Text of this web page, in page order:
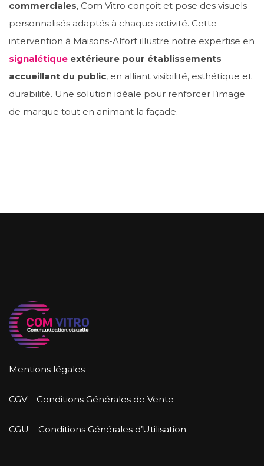
commerciales, Com Vitro conçoit et pose des visuels
personnalisés adaptés à chaque activité. Cette
intervention à Maisons-Alfort illustre notre expertise en
signalétique extérieure pour établissements
accueillant du public, en alliant visibilité, esthétique et
durabilité. Une solution idéale pour renforcer l’image
de marque tout en animant la façade.
Mentions légales
CGV – Conditions Générales de Vente
CGU – Conditions Générales d’Utilisation